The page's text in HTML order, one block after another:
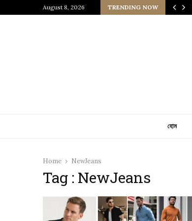
August 8, 2026 TRENDING NOW
জাপানি আধ্যাত্মিকতার ছোঁয়া
হোম
Home NewJeans
Tag : NewJeans